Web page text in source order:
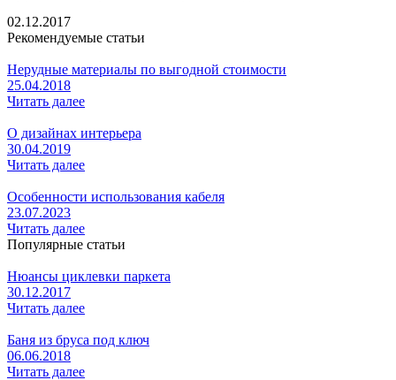
02.12.2017
Рекомендуемые статьи
Нерудные материалы по выгодной стоимости
25.04.2018
Читать далее
О дизайнах интерьера
30.04.2019
Читать далее
Особенности использования кабеля
23.07.2023
Читать далее
Популярные статьи
Нюансы циклевки паркета
30.12.2017
Читать далее
Баня из бруса под ключ
06.06.2018
Читать далее